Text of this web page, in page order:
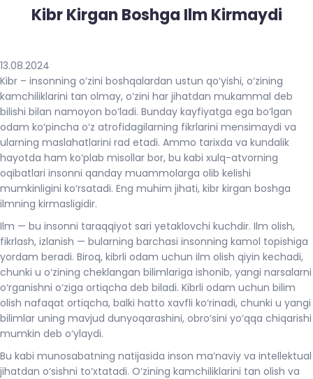
Kibr Kirgan Boshga Ilm Kirmaydi
13.08.2024
Kibr – insonning o‘zini boshqalardan ustun qo‘yishi, o‘zining
kamchiliklarini tan olmay, o‘zini har jihatdan mukammal deb
bilishi bilan namoyon bo‘ladi. Bunday kayfiyatga ega bo‘lgan
odam ko‘pincha o‘z atrofidagilarning fikrlarini mensimaydi va
ularning maslahatlarini rad etadi. Ammo tarixda va kundalik
hayotda ham ko‘plab misollar bor, bu kabi xulq-atvorning
oqibatlari insonni qanday muammolarga olib kelishi
mumkinligini ko‘rsatadi. Eng muhim jihati, kibr kirgan boshga
ilmning kirmasligidir.
Ilm — bu insonni taraqqiyot sari yetaklovchi kuchdir. Ilm olish,
fikrlash, izlanish — bularning barchasi insonning kamol topishiga
yordam beradi. Biroq, kibrli odam uchun ilm olish qiyin kechadi,
chunki u o‘zining cheklangan bilimlariga ishonib, yangi narsalarni
o‘rganishni o‘ziga ortiqcha deb biladi. Kibrli odam uchun bilim
olish nafaqat ortiqcha, balki hatto xavfli ko‘rinadi, chunki u yangi
bilimlar uning mavjud dunyoqarashini, obro‘sini yo‘qqa chiqarishi
mumkin deb o‘ylaydi.
Bu kabi munosabatning natijasida inson ma’naviy va intellektual
jihatdan o‘sishni to‘xtatadi. O‘zining kamchiliklarini tan olish va